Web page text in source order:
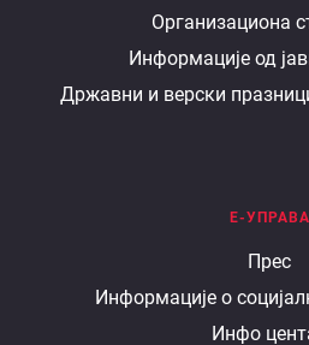
министарству
Организациона
Информације од
Државни и верски
Е-УПРАВА
Прес
Информације о
Инфо